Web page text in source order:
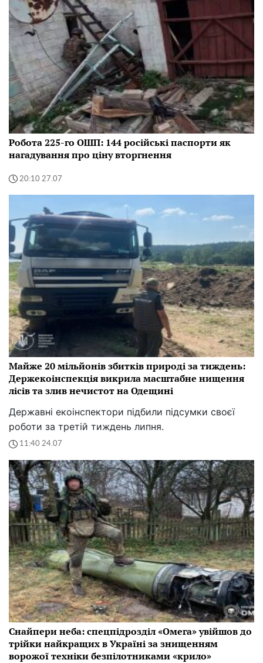
Робота 225-го ОШП: 144 російські паспорти як
нагадування про ціну вторгнення
20:10 27.07
Майже 20 мільйонів збитків природі за тиждень:
Держекоінспекція викрила масштабне нищення
лісів та злив нечистот на Одещині
Державні екоінспектори підбили підсумки своєї
роботи за третій тиждень липня.
11:40 24.07
Снайпери неба: спецпідрозділ «Омега» увійшов до
трійки найкращих в Україні за знищенням
ворожої техніки безпілотниками «крило»